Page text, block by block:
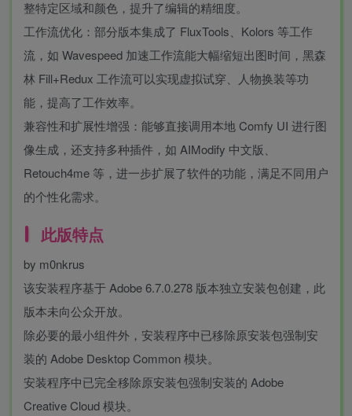
整特定区域和颜色，提升了编辑的精细度。
工作流优化：部分版本集成了 FluxTools、Kolors 等工作
流，如 Wavespeed 加速工作流能大幅缩短出图时间，黑森
林 Fill+Redux 工作流可以实现虚拟试穿、人物换装等功
能，提高了工作效率。
兼容性和扩展性增强：能够直接调用本地 Comfy UI 进行图
像生成，还支持多种插件，如 AIModify 中文版、
Retouch4me 等，进一步扩展了软件的功能，满足不同用户
的个性化需求。
此版特点
by m0nkrus
该安装程序基于 Adobe 6.7.0.278 版本独立安装包创建，此
版本未向公众开放。
除必要的最小组件外，安装程序中已移除原安装包强制安
装的 Adobe Desktop Common 模块。
安装程序中已完全移除原安装包强制安装的 Adobe
Creative Cloud 模块。